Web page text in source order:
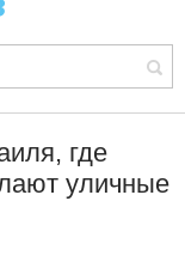
где
уличные